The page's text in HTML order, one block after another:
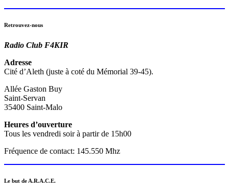
Retrouvez-nous
Radio Club F4KIR
Adresse
Cité d’Aleth (juste à coté du Mémorial 39-45).
Allée Gaston Buy
Saint-Servan
35400 Saint-Malo
Heures d’ouverture
Tous les vendredi soir à partir de 15h00
Fréquence de contact: 145.550 Mhz
Le but de A.R.A.C.E.